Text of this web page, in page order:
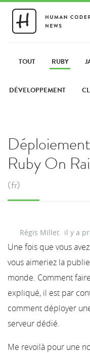
TOUT RUBY
DÉVELOPPEMENT
Ruby On
(fr)
Régis Millet il y a
Une fois que vous
vous aimeriez la
monde. Comment
expliqué, il est par
comment déployer
serveur dédié.
Me revoilà pour une